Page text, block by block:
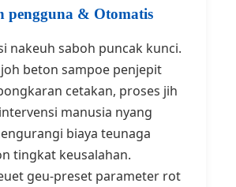
pengguna & Otomatis
nakeuh saboh puncak kunci.
beton sampoe penjepit
cetakan, proses jih
manusia nyang
biaya teunaga
tingkat keusalahan.
geu-preset parameter rot